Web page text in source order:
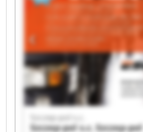
Szczep-pol s.c.
Szczep-pol s.c. Szczep-pol